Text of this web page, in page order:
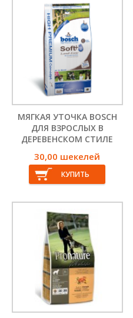
БИОЛОГИЧЕСКИ
ДОБАВКИ
ЗАКУСКИ И СЛАДОСТИ
АВИАЦИОННЫЕ
ПОДГОТОВКИ ВОДЫ И
ДЕЗИНФЕКЦИИ
ОСВЕЖИТЕЛИ
МЯГКАЯ УТОЧКА BOSCH
ДЛЯ ВЗРОСЛЫХ В
ДЕРЕВЕНСКОМ СТИЛЕ
30,00 шекелей